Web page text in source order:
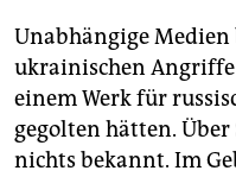
Unabhängige Medien
ukrainischen Angriffe
einem Werk für
gegolten hätten.
nichts bekannt. Im